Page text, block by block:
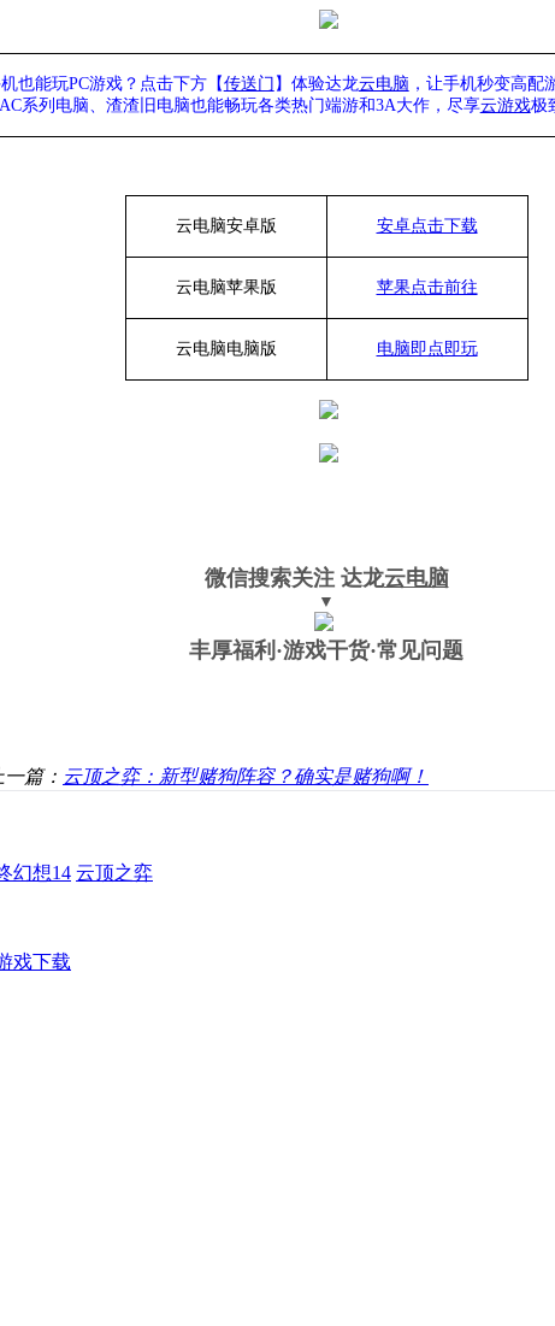
也能玩PC游戏？点击下方【传送门 】 体验达龙云电脑 ，让手机秒变高配
系列电脑、 渣渣旧电脑也能畅玩各类热门端游和3A大作， 尽享云游戏极
云电脑安卓版 安卓点击下载
云电脑苹果版 苹果点击前往
云电脑电脑版 电脑即点即玩
微信搜索关注 达龙云电脑
▼
丰厚福利 ·游戏干货·常见问题
篇： 云顶之弈：新型赌狗阵容？确实是赌狗啊！
幻想14 云顶之弈
戏下载